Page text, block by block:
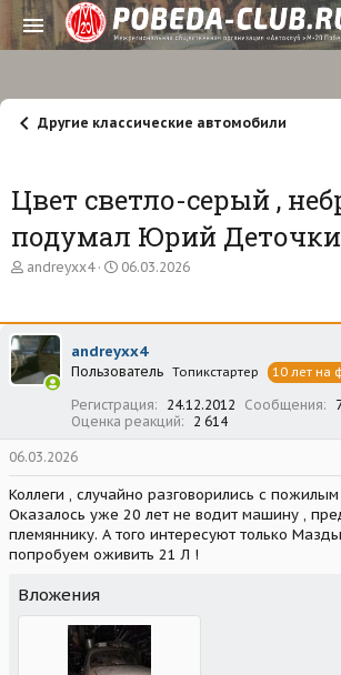
Другие классические автомобили
Цвет светло-серый ,
подумал Юрий
А
о
р
т
е
andreyxx4
Д
а
а
ч
л
а
06.03.2026
andreyxx4
Пользователь Топикстартер 10 лет на
Регистрация 24.12.2012 Сообщения
Оценка реакций
2 614
06.03.2026
Коллеги , случайно разговорились с
Оказалось уже 20 лет не водит машину ,
племяннику. А того интересуют только
попробуем оживить 21 Л !
Вложения